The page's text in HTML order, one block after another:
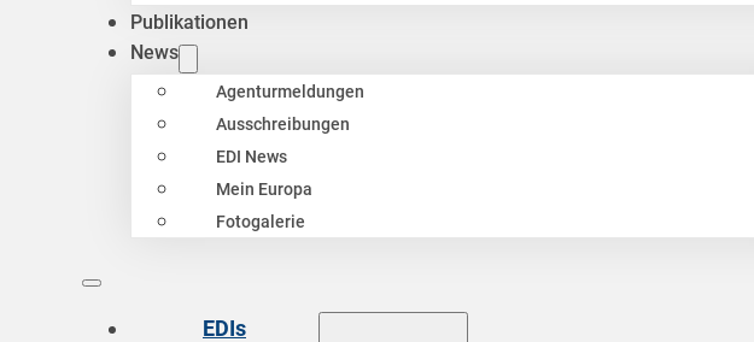
Publikationen
News
Agenturmeldungen
Ausschreibungen
EDI News
Mein Europa
Fotogalerie
EDIs